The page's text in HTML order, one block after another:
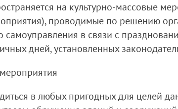
на культурно-массовые
проводимые по решению
самоуправления в связи с
дней, установленных
в любых пригодных для целей